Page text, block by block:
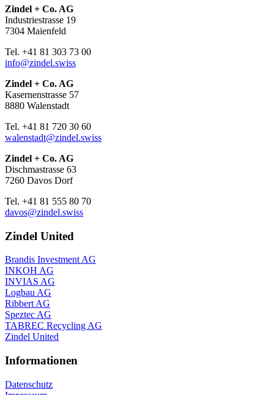
Zindel + Co. AG
Industriestrasse 19
7304 Maienfeld
Tel. +41 81 303 73 00
info@zindel.swiss
Zindel + Co. AG
Kasernenstrasse 57
8880 Walenstadt
Tel. +41 81 720 30 60
walenstadt@zindel.swiss
Zindel + Co. AG
Dischmastrasse 63
7260 Davos Dorf
Tel. +41 81 555 80 70
davos@zindel.swiss
Zindel United
Brandis Investment AG
INKOH AG
INVIAS AG
Logbau AG
Ribbert AG
Speztec AG
TABREC Recycling AG
Zindel United
Informationen
Datenschutz